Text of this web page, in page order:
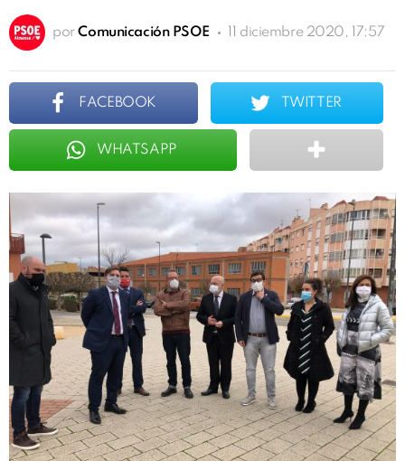
por Comunicación PSOE 11 diciembre 2020, 17:57
FACEBOOK TWITTER
WHATSAPP